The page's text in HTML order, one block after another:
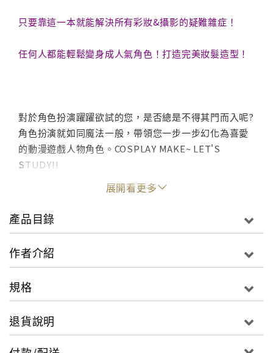
只要靠這一本就能解決所有彩妝&攝影的疑難雜症！
任何人都能輕鬆變身成人氣角色！打造完美妝髮造型！
對於角色扮演躍躍欲試的您，是否總是不得其門而入呢?
角色扮演就如同魔法一般，帶領您一步一步幻化為喜愛
的動漫遊戲人物角色。COSPLAY MAKE~ LET'S
STUDY!!
本書帶您了解人氣COSER不為人知的另一面，從造型妝
COSER的工作表現，同時分享一人分飾多角的超強必學
技巧與時下流行的刀劍風妝容秘訣，介紹COSPLAY御用
適合初學者自製盔甲的服裝教學，以及攝影棚的拍攝知
識與攝影技巧，認識全世界的COSPLAY交流網站，了解
展開看更多
產品目錄
作者介紹
規格
退貨說明